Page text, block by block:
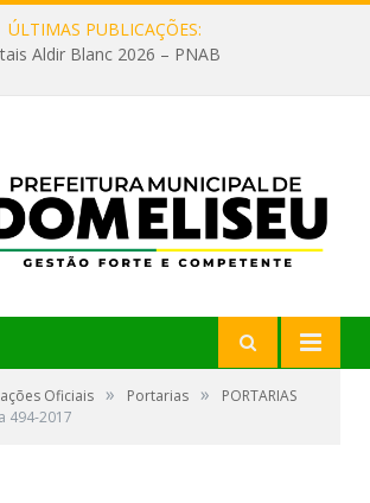
ÚLTIMAS PUBLICAÇÕES:
Aldir Blanc 2026 – PNAB
Oficiais » Portarias »
PORTARIAS
494-2017